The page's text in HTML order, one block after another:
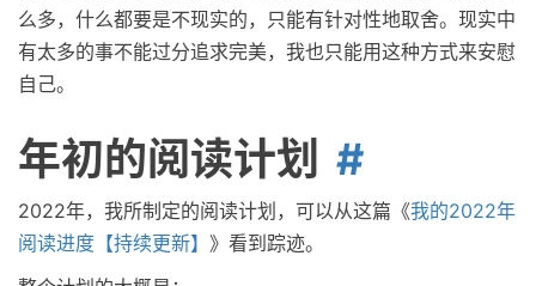
么多，什么都要是不现实的，只能有针对性地取舍。现实中
有太多的事不能过分追求完美，我也只能用这种方式来安慰
自己。
年初的阅读计划
2022年，我所制定的阅读计划，可以从这篇《我的2022年
阅读进度【持续更新】 》看到踪迹。